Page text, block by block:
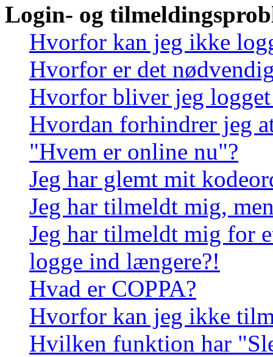
Login- og
Hvorfor kan jeg ikke
Hvorfor er det
Hvorfor bliver jeg
Hvordan forhindrer jeg
"Hvem er online nu"?
Jeg har glemt mit
Jeg har tilmeldt mig,
Jeg har tilmeldt mig for
logge ind længere?!
Hvad er COPPA?
Hvorfor kan jeg ikke
Hvilken funktion har